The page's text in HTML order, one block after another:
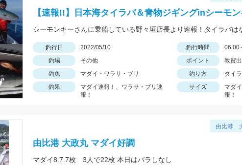
【速報!!】日本海タイラバ＆青物ジギングinシーモ
釣行日 2022/05/10 釣行時間
06:00
釣場
その他 ポイント
敦賀
釣魚
マダイ・ワラサ・ブリ 釣り方
タイ
釣果
マダイ速報！、ワラサ・ブリ速
報！
サイズ
マダ
報！
由比港
由比港 大政丸 マダイ好調
マダイ8.7.7枚 3人で22枚 本日はバラしなし